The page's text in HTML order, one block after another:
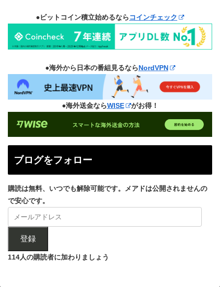
●ビットコイン積立始めるならコインチェック
●海外から日本の番組見るならNordVPN
●海外送金ならWISE がお得！
ブログをフォロー
購読は無料、いつでも解除可能です。メアドは公開されませんの
で安心です。
登録
114人の購読者に加わりましょう